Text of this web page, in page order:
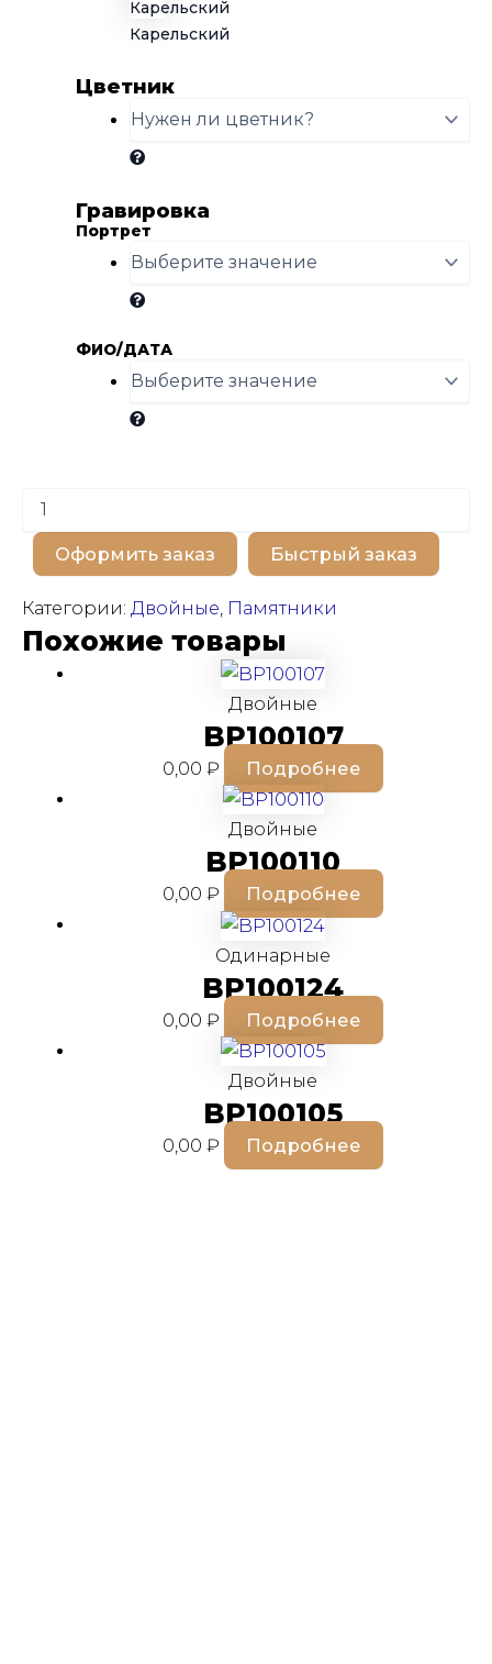
Карельский
Цветник
Гравировка
Портрет
ФИО/ДАТА
Количество
товара
BP100650
Оформить заказ Быстрый заказ
Категории: Двойные, Памятники
Похожие товары
Двойные
BP100107
0,00₽ Подробнее
Двойные
BP100110
0,00₽ Подробнее
Одинарные
BP100124
0,00₽ Подробнее
Двойные
BP100105
0,00₽ Подробнее